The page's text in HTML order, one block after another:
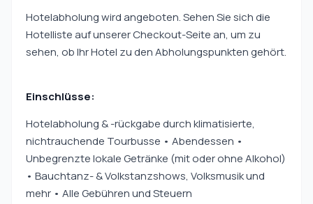
Hotelabholung wird angeboten. Sehen Sie sich die
Hotelliste auf unserer Checkout-Seite an, um zu
sehen, ob Ihr Hotel zu den Abholungspunkten gehört.
Einschlüsse:
Hotelabholung & -rückgabe durch klimatisierte,
nichtrauchende Tourbusse • Abendessen •
Unbegrenzte lokale Getränke (mit oder ohne Alkohol)
• Bauchtanz- & Volkstanzshows, Volksmusik und
mehr • Alle Gebühren und Steuern